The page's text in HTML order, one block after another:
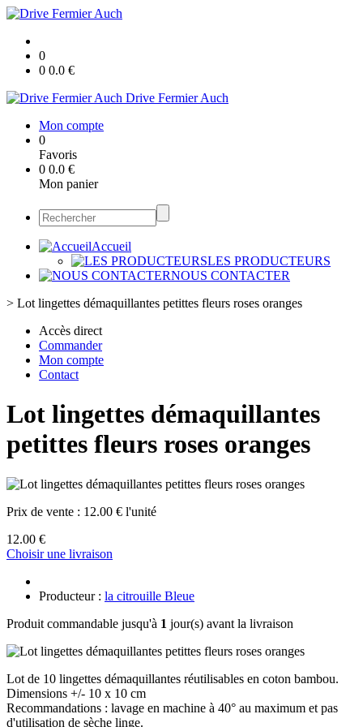
0
0 0.0 €
Drive Fermier Auch
Mon compte
0
Favoris
0 0.0 €
Mon panier
Accueil
LES PRODUCTEURS
NOUS CONTACTER
> Lot lingettes démaquillantes petittes fleurs roses oranges
Accès direct
Commander
Mon compte
Contact
Lot lingettes démaquillantes
petittes fleurs roses oranges
Prix de vente : 12.00 € l'unité
12.00 €
Choisir une livraison
Producteur : la citrouille Bleue
Produit commandable jusqu'à 1 jour(s) avant la livraison
Lot de 10 lingettes démaquillantes réutilisables en coton bambou.
Dimensions +/- 10 x 10 cm
Recommandations : lavage en machine à 40° au maximum et pas
d'utilisation de sèche linge.